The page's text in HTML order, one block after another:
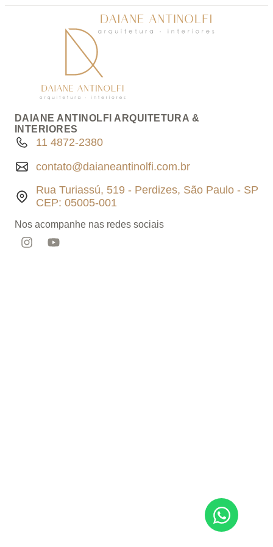
DAIANE ANTINOLFI ARQUITETURA &
INTERIORES
11 4872-2380
contato@daianeantinolfi.com.br
Rua Turiassú, 519 - Perdizes, São Paulo - SP
CEP: 05005-001
Nos acompanhe nas redes sociais